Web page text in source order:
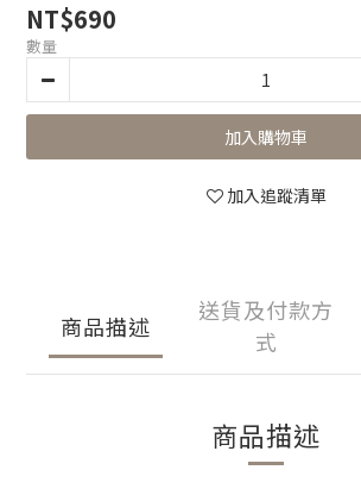
NT$690
數量
加入購物車
加入追蹤清單
商品描述
送貨及付款方
式
商品描述